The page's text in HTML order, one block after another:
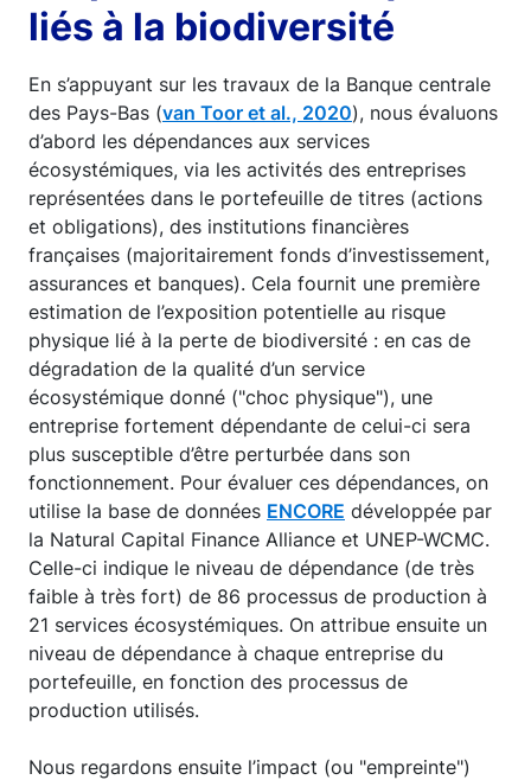
liés à la biodiversité
En s’appuyant sur les travaux de la Banque centrale
des Pays-Bas (van Toor et al., 2020), nous évaluons
d’abord les dépendances aux services
écosystémiques, via les activités des entreprises
représentées dans le portefeuille de titres (actions
et obligations), des institutions financières
françaises (majoritairement fonds d’investissement,
assurances et banques). Cela fournit une première
estimation de l’exposition potentielle au risque
physique lié à la perte de biodiversité : en cas de
dégradation de la qualité d’un service
écosystémique donné ("choc physique"), une
entreprise fortement dépendante de celui-ci sera
plus susceptible d’être perturbée dans son
fonctionnement. Pour évaluer ces dépendances, on
utilise la base de données ENCORE développée par
la Natural Capital Finance Alliance et UNEP-WCMC.
Celle-ci indique le niveau de dépendance (de très
faible à très fort) de 86 processus de production à
21 services écosystémiques. On attribue ensuite un
niveau de dépendance à chaque entreprise du
portefeuille, en fonction des processus de
production utilisés.
Nous regardons ensuite l’impact (ou "empreinte")